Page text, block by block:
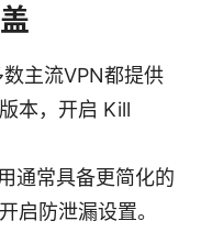
主流VPN都提供
本，开启 Kill
通常具备更简化的
启防泄漏设置。